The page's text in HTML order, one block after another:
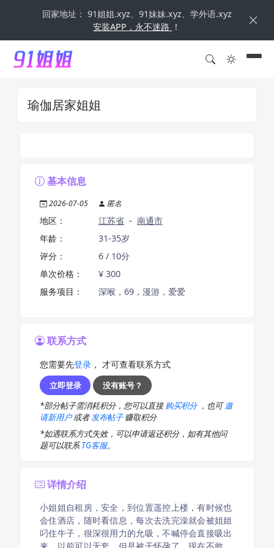
回家地址： 91姐姐.xyz、91妹妹.xyz、学外语.xyz
安装APP，永不迷路 ！
瑜伽居家姐姐
基本信息
2026-07-05 匿名
地区： 江苏省 - 南通市
年龄：
31-35岁
评分：
6 / 10分
单次价格：
¥ 300
服务项目：
深喉，69，漫游，爱爱
联系方式
您需要先登录 ， 才可查看联系方式
立即登录
没有账号？
*部分帖子需消耗积分，您可以直接购买积分 ，也可邀
请新用户或者发布帖子赚取积分
*如遇联系方式失效，可以申请返还积分，如有其他问
题可以联系TG客服。
详情介绍
小姐姐自租房，安全，到位置遥控上楼，有时候也
会住酒店，随时看信息，每次去洗完澡就会被姐姐
叼住牛子，很深很用力的允吸，不喊停会直接吸出